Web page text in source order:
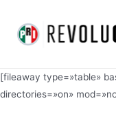
contenido
[fileaway type=»table»
directories=»on»